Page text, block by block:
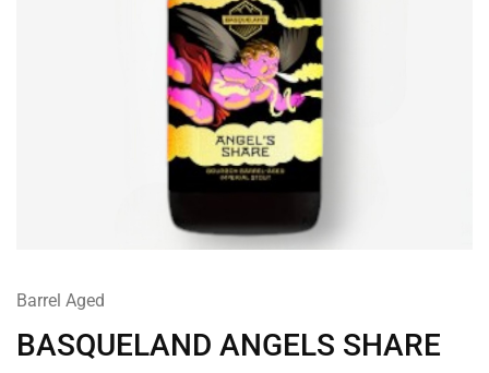
Barrel Aged
BASQUELAND ANGELS SHARE